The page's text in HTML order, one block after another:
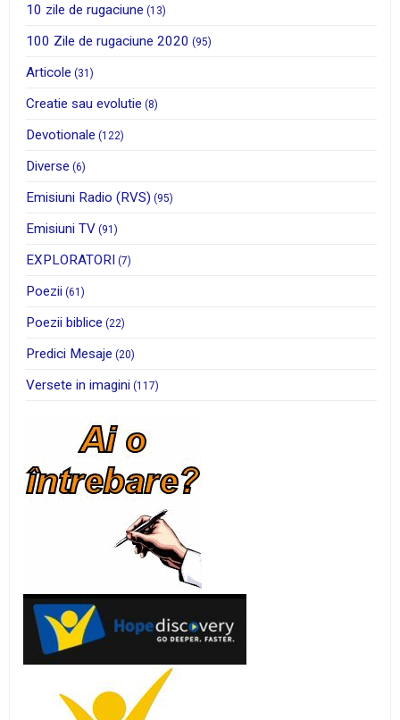
10 zile de rugaciune (13)
100 Zile de rugaciune 2020 (95)
Articole (31)
Creatie sau evolutie (8)
Devotionale (122)
Diverse (6)
Emisiuni Radio (RVS) (95)
Emisiuni TV (91)
EXPLORATORI (7)
Poezii (61)
Poezii biblice (22)
Predici Mesaje (20)
Versete in imagini (117)